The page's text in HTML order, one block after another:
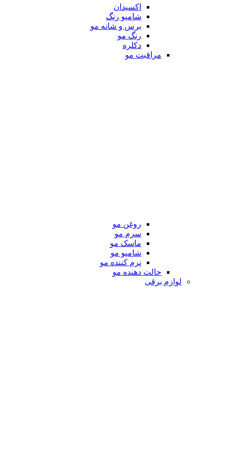
اکسیدان
شامپو رنگ
برس و شانه مو
رنگ مو
دکلره
مراقبت مو
روغن مو
سرم مو
ماسک مو
شامپو مو
نرم کننده مو
حالت دهنده مو
لوازم برقی